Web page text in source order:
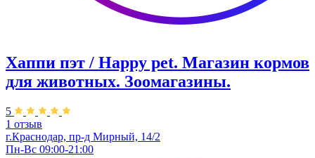
Хаппи пэт / Happy pet. Магазин кормов
для животных. Зоомагазины.
5
1 отзыв
г.Краснодар, пр-д Мирный, 14/2
Пн-Вс 09:00-21:00